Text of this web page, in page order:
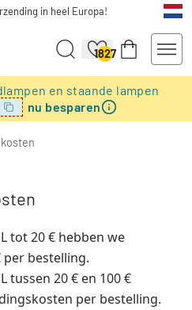
in heel Europa!
1827
en staande lampen
nu besparen
tot 20 € hebben we
per bestelling.
tussen 20 € en 100 €
per bestelling.